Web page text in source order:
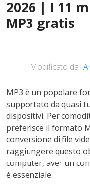
2026 | I 11
MP3 gratis
Modificato da
MP3 è un popolare
supportato da quasi
dispositivi. Per
preferisce il formato
conversione di file
raggiungere questo
computer, aver un
è essenziale.